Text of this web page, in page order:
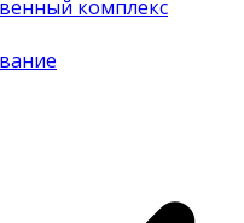
комплекс